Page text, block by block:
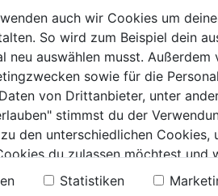
AUS DIESER
auch wir Cookies um
So wird zum Beispiel dein
neu auswählen musst.
sowie für die
von Drittanbieter, unter
stimmst du der
den unterschiedlichen Cookies,
du zulassen möchtest und
in unserer Datenschutzerklärung
Statistiken